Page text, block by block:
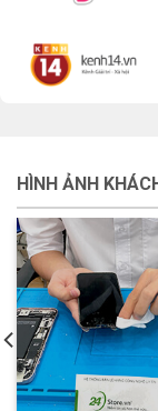
HÌNH ẢNH